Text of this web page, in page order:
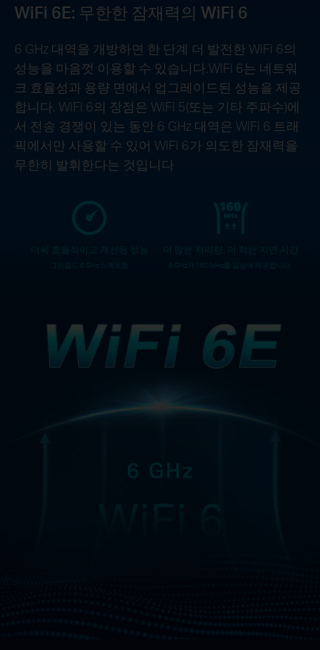
WiFi 6E: 무한한 잠재력의 WiFi 6
6 GHz 대역을 개방하면 한 단계 더 발전한 WiFi 6의
성능을 마음껏 이용할 수 있습니다.WiFi 6는 네트워
크 효율성과 용량 면에서 업그레이드된 성능을 제공
합니다. WiFi 6의 장점은 WiFi 5(또는 기타 주파수)에
서 전송 경쟁이 있는 동안 6 GHz 대역은 WiFi 6 트래
픽에서만 사용할 수 있어 WiFi 6가 의도한 잠재력을
무한히 발휘한다는 것입니다
더욱 효율적이고 개선된 성능
그린필드 6 GHz 스펙트럼
더 많은 처리량, 더 적은 지연 시간
6 GHz가 160 MHz를 일상에 제공합니다.